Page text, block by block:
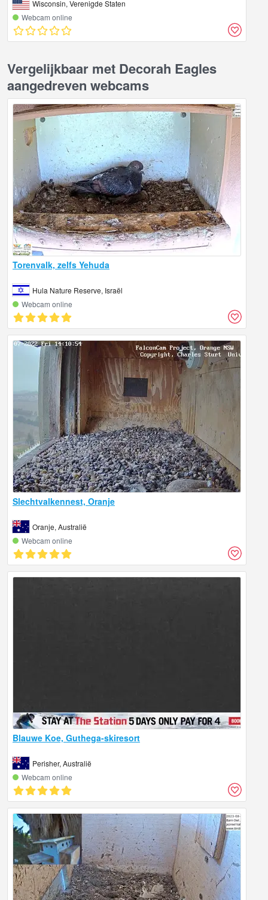
Wisconsin, Verenigde Staten
Webcam online
Vergelijkbaar met Decorah Eagles
aangedreven webcams
Torenvalk, zelfs Yehuda
Hula Nature Reserve, Israël
Webcam online
Slechtvalkennest, Oranje
Oranje, Australië
Webcam online
Blauwe Koe, Guthega-skiresort
Perisher, Australië
Webcam online